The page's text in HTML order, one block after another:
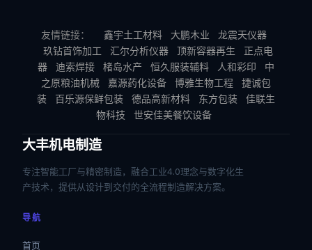
友情链接： 鑫宇土工材料 大鹏木业
龙震天仪器
玖钻首饰加工
汇尔分析仪器 顶新容器再生
正点电
器
迪索焊接 楮岛水产 恒久服装辅料 人和彩印
中
之原粮油机械
嘉源药化设备 博雅生物工程
捷诚包
装
百乐源保鲜包装 德品高新材料 东方包装
佳联生
物科技
世安佳美餐饮设备
大丰机电制造
专注智能工厂与精密制造，融合工业4.0理念与数字化生
产技术，提供从设计到交付的全流程制造解决方案。
导航
首页